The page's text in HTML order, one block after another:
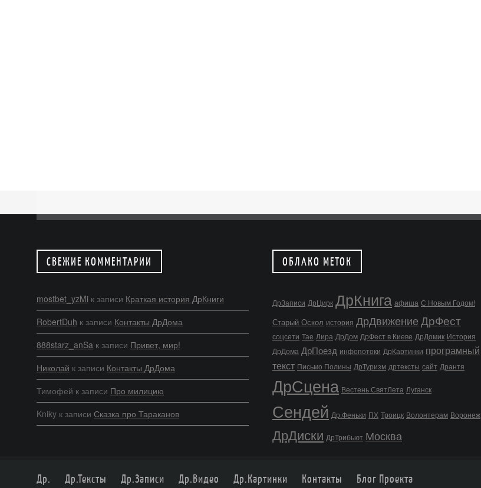
СВЕЖИЕ КОММЕНТАРИИ
mostbet_yzMi к записи Краткая история ДрКниги
RobertDuh к записи Контакты ДрДома
888starz_anSa к записи Привет, мир!
Николай к записи Контакты ДрДома
Тимофей к записи Про милицию
Kniky к записи Сказка про Тараканов
ОБЛАКО МЕТОК
ДрЗаписи ДрЦирк ДрКнига афиша С Новым Годом!
Старый Оскол история ДрДвижениеДрФест
соцсети Тае Лира ДрДом ДрФест в Киеве ДрДомик История
ДрДома ДрПоезд инфопотоки ДрКартинки програмный
текст Письмо Полины ДрТуризм дртексты сайт Дрантя
ДрСцена Вестень СвятЛета Луганск
Сендей Др.Феньки ПХ Троицк Волонтерам Воронеж
ДрДиски ДрТрибьют Москва
Др. Др.Тексты Др.Записи Др.Видео Др.Картинки Контакты Блог Проекта